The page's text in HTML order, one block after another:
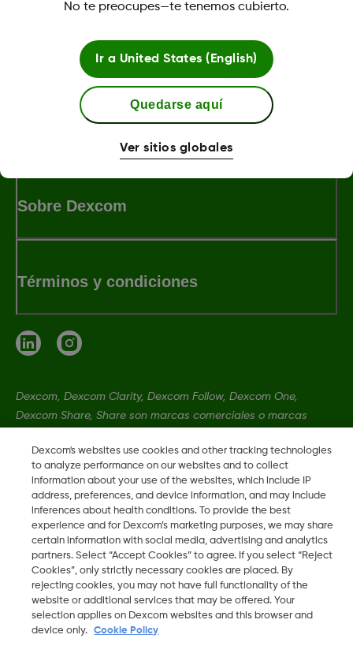
Was this article helpful?
Sobre Dexcom
Términos y condiciones
Dexcom, Dexcom Clarity, Dexcom Follow, Dexcom One,
Dexcom Share, Share son marcas comerciales o marcas
LBL-1005611 Rev001
2026 Dexcom, Inc. Todos los derechos reservados.
ES
Cambiar región
Dexcom's websites use cookies and other tracking technologies
to analyze performance on our websites and to collect
information about your use of the websites, which include IP
address, preferences, and device information, and may include
inferences about health conditions. To provide the best
experience and for Dexcom’s marketing purposes, we may share
certain information with social media, advertising and analytics
partners. Select “Accept Cookies” to agree. If you select “Reject
Cookies”, only strictly necessary cookies are placed. By
rejecting cookies, you may not have full functionality of the
website or additional services that may be offered. Your
selection applies on Dexcom websites and this browser and
device only.
Cookie Policy
No te preocupes—te tenemos cubierto.
Ir a United States (English)
Quedarse aquí
Ver sitios globales